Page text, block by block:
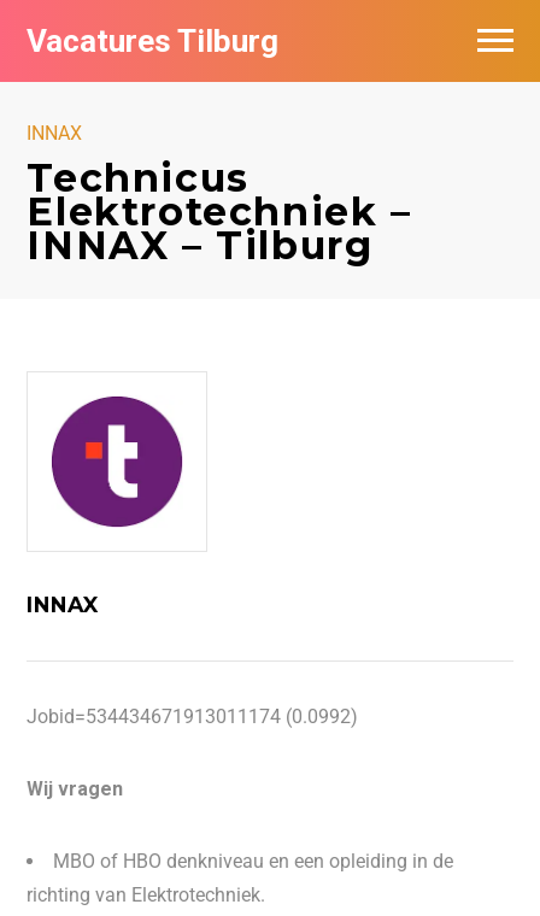
Vacatures Tilburg
INNAX
Technicus
Elektrotechniek –
INNAX – Tilburg
INNAX
Jobid=534434671913011174 (0.0992)
Wij vragen
MBO of HBO denkniveau en een opleiding in de
richting van Elektrotechniek.
Vacatures per bedrijf
Nieuwsbrief feed